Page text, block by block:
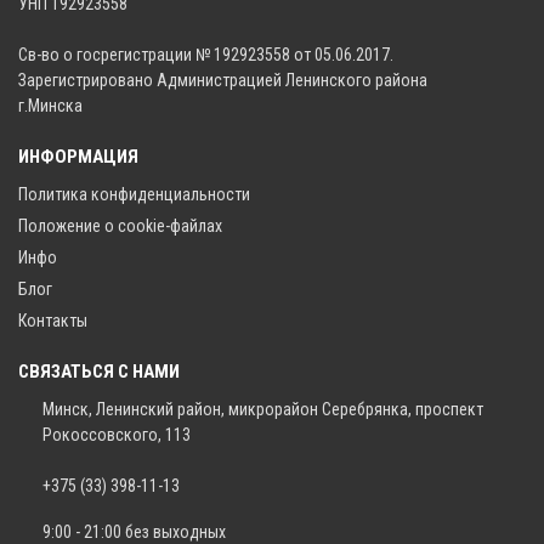
УНП 192923558
Св-во о госрегистрации № 192923558 от 05.06.2017.
Зарегистрировано Администрацией Ленинского района
г.Минска
ИНФОРМАЦИЯ
Политика конфиденциальности
Положение о cookie-файлах
Инфо
Блог
Контакты
СВЯЗАТЬСЯ С НАМИ
Минск, Ленинский район, микрорайон Серебрянка, проспект
Рокоссовского, 113
+375 (33) 398-11-13
9:00 - 21:00 без выходных